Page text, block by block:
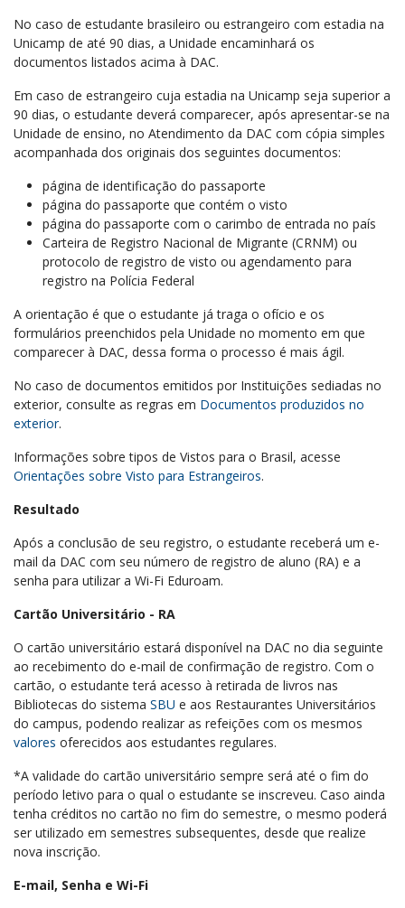
No caso de estudante brasileiro ou estrangeiro com estadia na
Unicamp de até 90 dias, a Unidade encaminhará os
documentos listados acima à DAC.
Em caso de estrangeiro cuja estadia na Unicamp seja superior a
90 dias, o estudante deverá comparecer, após apresentar-se na
Unidade de ensino, no Atendimento da DAC com cópia simples
acompanhada dos originais dos seguintes documentos:
página de identificação do passaporte
página do passaporte que contém o visto
página do passaporte com o carimbo de entrada no país
Carteira de Registro Nacional de Migrante (CRNM) ou
protocolo de registro de visto ou agendamento para
registro na Polícia Federal
A orientação é que o estudante já traga o ofício e os
formulários preenchidos pela Unidade no momento em que
comparecer à DAC, dessa forma o processo é mais ágil.
No caso de documentos emitidos por Instituições sediadas no
exterior, consulte as regras em Documentos produzidos no
exterior.
Informações sobre tipos de Vistos para o Brasil, acesse
Orientações sobre Visto para Estrangeiros.
Resultado
Após a conclusão de seu registro, o estudante receberá um e-
mail da DAC com seu número de registro de aluno (RA) e a
senha para utilizar a Wi-Fi Eduroam.
Cartão Universitário - RA
O cartão universitário estará disponível na DAC no dia seguinte
ao recebimento do e-mail de confirmação de registro. Com o
cartão, o estudante terá acesso à retirada de livros nas
Bibliotecas do sistema SBU e aos Restaurantes Universitários
do campus, podendo realizar as refeições com os mesmos
valores oferecidos aos estudantes regulares.
*A validade do cartão universitário sempre será até o fim do
período letivo para o qual o estudante se inscreveu. Caso ainda
tenha créditos no cartão no fim do semestre, o mesmo poderá
ser utilizado em semestres subsequentes, desde que realize
nova inscrição.
E-mail, Senha e Wi-Fi